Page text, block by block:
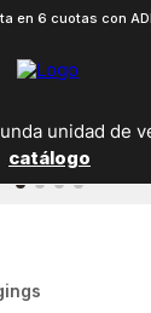
en 6 cuotas con
unidad de
catálogo